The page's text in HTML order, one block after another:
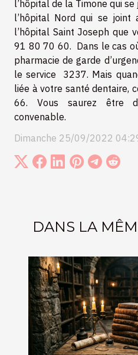
l’hôpital de la Timone qui
l’hôpital Nord qui se
l’hôpital Saint Joseph que
91 80 70 60. Dans le cas
pharmacie de garde
le service 3237. Mais
liée à votre santé dentaire,
66. Vous saurez être
convenable.
Dimanche 25/09/2022
DANS LA